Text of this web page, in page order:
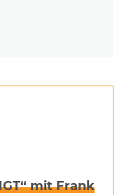
mit Frank